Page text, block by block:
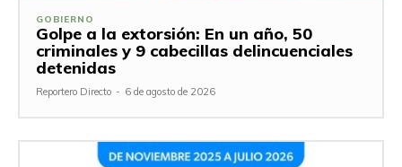
GOBIERNO
Golpe a la extorsión: En un año, 50
criminales y 9 cabecillas delincuenciales
detenidas
Reportero Directo - 6 de agosto de 2026